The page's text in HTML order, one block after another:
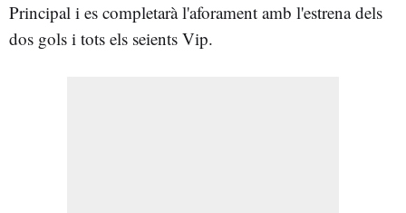
Principal i es completarà l'aforament amb l'estrena dels
dos gols i tots els seients Vip.